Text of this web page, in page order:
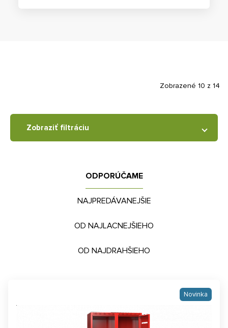
ODPORÚČAME
NAJPREDÁVANEJŠIE
OD NAJLACNEJŠIEHO
OD NAJDRAHŠIEHO
Novinka
Zobrazené 10 z 14
Zobraziť filtráciu